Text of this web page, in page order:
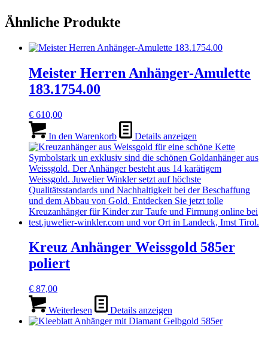
Ähnliche Produkte
Meister Herren Anhänger-Amulette
183.1754.00
€ 610,00
In den Warenkorb Details anzeigen
Kreuz Anhänger Weissgold 585er
poliert
€ 87,00
Weiterlesen Details anzeigen